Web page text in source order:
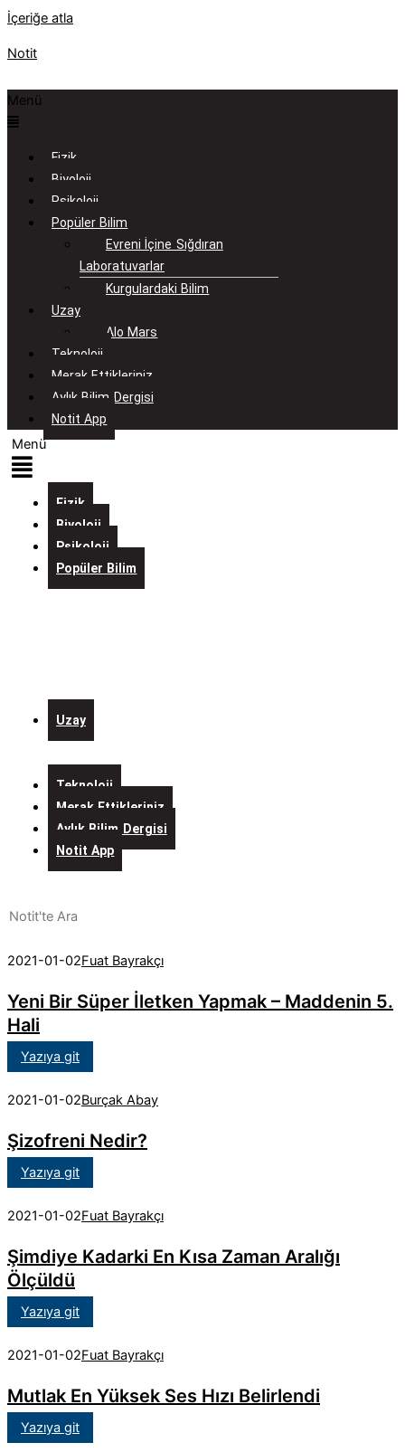
İçeriğe atla
Notit
Menü
Fizik
Biyoloji
Psikoloji
Popüler Bilim
Evreni İçine Sığdıran
Laboratuvarlar
Kurgulardaki Bilim
Uzay
Alo Mars
Teknoloji
Merak Ettikleriniz
Aylık Bilim Dergisi
Notit App
Menü
Fizik
Biyoloji
Psikoloji
Popüler Bilim
Evreni
Bilim
Uzay
Alo
Mars
Teknoloji
Merak Ettikleriniz
Aylık Bilim Dergisi
Notit App
2021-01-02Fuat Bayrakçı
Yeni Bir Süper İletken Yapmak – Maddenin 5.
Hali
Yazıya git
2021-01-02Burçak Abay
Şizofreni Nedir?
Yazıya git
2021-01-02Fuat Bayrakçı
Şimdiye Kadarki En Kısa Zaman Aralığı
Ölçüldü
Yazıya git
2021-01-02Fuat Bayrakçı
Mutlak En Yüksek Ses Hızı Belirlendi
Yazıya git